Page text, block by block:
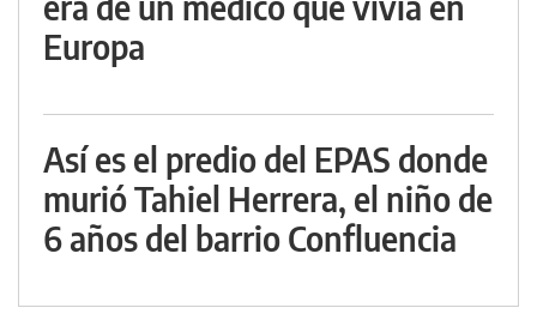
Europa
Así es el predio del EPAS donde
murió Tahiel Herrera, el niño de
6 años del barrio Confluencia